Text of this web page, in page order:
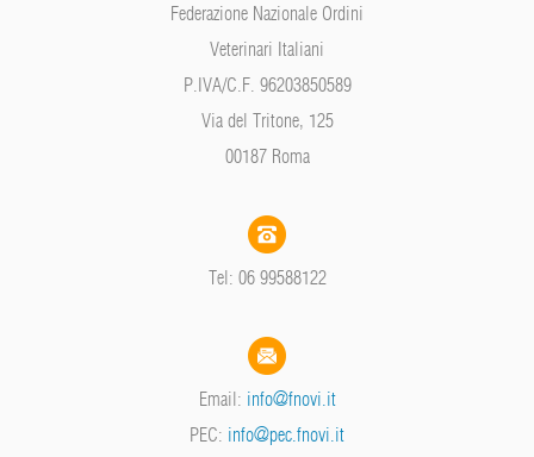
Federazione Nazionale Ordini
Veterinari Italiani
P.IVA/C.F. 96203850589
Via del Tritone, 125
00187 Roma
Tel: 06 99588122
Email: info@fnovi.it
PEC: info@pec.fnovi.it